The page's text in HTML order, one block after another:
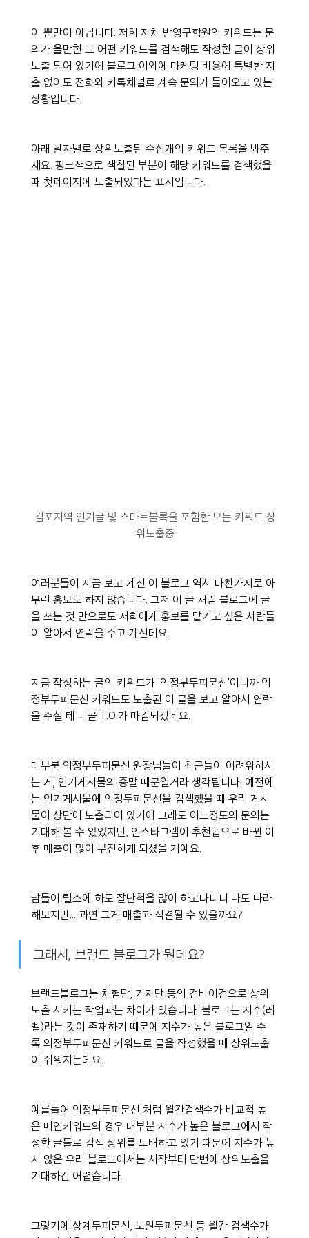
이 뿐만이 아닙니다. 저희 자체 반영구학원의 키워드는 문
의가 올만한 그 어떤 키워드를 검색해도 작성한 글이 상위
노출 되어 있기에 블로그 이외에 마케팅 비용에 특별한 지
출 없이도 전화와 카톡채널로 계속 문의가 들어오고 있는
상황입니다.
아래 날자별로 상위노출된 수십개의 키워드 목록을 봐주
세요. 핑크색으로 색칠된 부분이 해당 키워드를 검색했을
때 첫페이지에 노출되었다는 표시입니다.
김포지역 인기글 및 스마트블록을 포함한 모든 키워드 상
위노출중
여러분들이 지금 보고 계신 이 블로그 역시 마찬가지로 아
무런 홍보도 하지 않습니다. 그저 이 글 처럼 블로그에 글
을 쓰는 것 만으로도 저희에게 홍보를 맡기고 싶은 사람들
이 알아서 연락을 주고 계신데요.
지금 작성하는 글의 키워드가 '의정부두피문신'이니까 의
정부두피문신 키워드도 노출된 이 글을 보고 알아서 연락
을 주실 테니 곧 T.O.가 마감되겠네요.
대부분 의정부두피문신 원장님들이 최근들어 어려워하시
는 게, 인기게시물의 종말 때문일거라 생각됩니다. 예전에
는 인기게시물에 의정두피문신을 검색했을 때 우리 게시
물이 상단에 노출되어 있기에 그래도 어느정도의 문의는
기대해 볼 수 있었지만, 인스타그램이 추천탭으로 바뀐 이
후 매출이 많이 부진하게 되셨을 거예요.
남들이 릴스에 하도 잘난척을 많이 하고다니니 나도 따라
해보지만... 과연 그게 매출과 직결될 수 있을까요?
그래서, 브랜드 블로그가 뭔데요?
브랜드블로그는 체험단, 기자단 등의 건바이건으로 상위
노출 시키는 작업과는 차이가 있습니다. 블로그는 지수(레
벨)라는 것이 존재하기 때문에 지수가 높은 블로그일 수
록 의정부두피문신 키워드로 글을 작성했을 때 상위노출
이 쉬워지는데요.
예를들어 의정부두피문신 처럼 월간검색수가 비교적 높
은 메인키워드의 경우 대부분 지수가 높은 블로그에서 작
성한 글들로 검색 상위를 도배하고 있기 때문에 지수가 높
지 않은 우리 블로그에서는 시작부터 단번에 상위노출을
기대하긴 어렵습니다.
그렇기에 상계두피문신, 노원두피문신 등 월간 검색수가